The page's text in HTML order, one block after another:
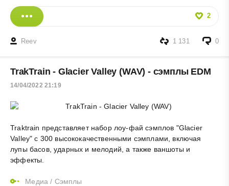
2
Reev 0
1 131
TrakTrain - Glacier Valley (WAV) - сэмплы EDM
14/04/2022 21:19
Traktrain представляет набор лоу-фай сэмплов "Glacier
Valley" с 300 высококачественными сэмплами, включая
лупы басов, ударных и мелодий, а также ваншоты и
эффекты.
Медиа / Сэмплы